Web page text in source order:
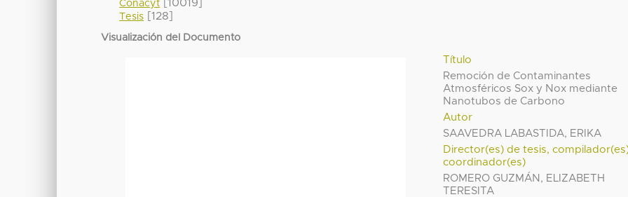
Conacyt [10019]
Tesis [128]
Visualización del Documento
Título
Remoción de Contaminantes
Atmosféricos Sox y Nox mediante
Nanotubos de Carbono
Autor
SAAVEDRA LABASTIDA, ERIKA
Director(es) de tesis,
coordinador(es)
ROMERO GUZMÁN, ELIZABETH
TERESITA